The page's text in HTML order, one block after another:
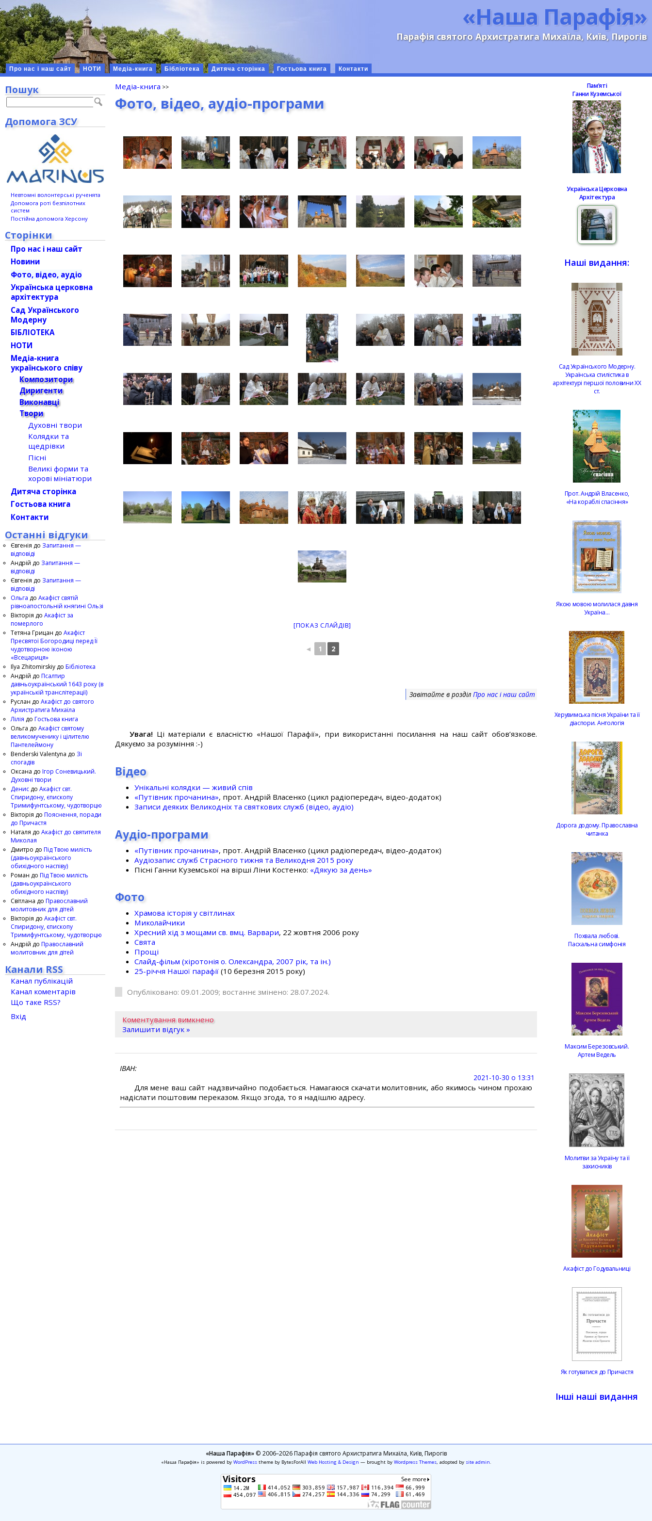
«Наша Парафія»
Парафія святого Архистратига Михаїла, Київ, Пирогів
Про нас і наш сайт НОТИ Медіа-книга Бібліотека Дитяча сторінка Гостьова книга Контакти
Медіа-книга
Фото, відео, аудіо-програми
[ПОКАЗ СЛАЙДІВ]
◄ 1 2
Завітайте в розділ Про нас і наш сайт
Увага! Ці матеріали є власністю «Нашої Парафії», при використанні посилання на наш сайт обов’язкове.
Дякуємо за розуміння :-)
Відео
Унікальні колядки — живий спів
«Путівник прочанина», прот. Андрій Власенко (цикл радіопередач, відео-додаток)
Записи деяких Великодніх та святкових служб (відео, аудіо)
Аудіо-програми
«Путівник прочанина», прот. Андрій Власенко (цикл радіопередач, відео-додаток)
Аудіозапис служб Страсного тижня та Великодня 2015 року
Пісні Ганни Куземської на вірші Ліни Костенко: «Дякую за день»
Фото
Храмова історія у світлинах
Миколайчики
Хресний хід з мощами св. вмц. Варвари, 22 жовтня 2006 року
Свята
Прощі
Слайд-фільм (хіротонія о. Олександра, 2007 рік, та ін.)
25-рiччя Нашої парафiї (10 березня 2015 року)
Опубліковано: 09.01.2009; востаннє змінено: 28.07.2024.
Коментування вимкнено
Залишити відгук »
ІВАН
2021-10-30 о 13:31
Для мене ваш сайт надзвичайно подобається. Намагаюся скачати молитовник, або якимось чином прохаю
надіслати поштовим переказом. Якщо згода, то я надішлю адресу.
Пошук
Допомога ЗСУ
Невтомні волонтерські рученята
Допомога роті безпілотних
систем
Постійна допомога Херсону
Сторінки
Про нас і наш сайт
Новини
Фото, відео, аудіо
Українська церковна
архітектура
Сад Українського
Модерну
БІБЛІОТЕКА
НОТИ
Медіа-книга
українського співу
Композитори
Диригенти
Виконавці
Твори
Духовні твори
Колядки та
щедрівки
Пісні
Великі форми та
хорові мініатюри
Дитяча сторінка
Гостьова книга
Контакти
Останні відгуки
Євгенія до Запитання —
відповіді
Андрій до Запитання —
відповіді
Євгенія до Запитання —
відповіді
Ольга до Акафіст святій
рівноапостольній княгині Ользі
Вікторія до Акафіст за
померлого
Тетяна Грицан до Акафіст
Пресвятої Богородиці перед Її
чудотворною іконою
«Всецариця»
Ilya Zhitomirskiy до Бібліотека
Андрій до Псалтир
давньоукраїнський 1643 року (в
українській транслітерації)
Руслан до Акафіст до святого
Архистратига Михаїла
Лілія до Гостьова книга
Ольга до Акафіст святому
великомученику і цілителю
Пантелеймону
Benderski Valentyna до Зі
спогадів
Оксана до Ігор Соневицький.
Духовні твори
Денис до Акафіст свт.
Спиридону, єпископу
Тримифунтському, чудотворцю
Вікторія до Пояснення, поради
до Причастя
Наталя до Акафіст до святителя
Миколая
Дмитро до Під Твою милість
(давньоукраїнського
обихідного наспіву)
Роман до Під Твою милість
(давньоукраїнського
обихідного наспіву)
Світлана до Православний
молитовник для дітей
Вікторія до Акафіст свт.
Спиридону, єпископу
Тримифунтському, чудотворцю
Андрій до Православний
молитовник для дітей
Канали RSS
Канал публікацій
Канал коментарів
Що таке RSS?
Вхід
Памʼяті
Ганни Куземської
Українська Церковна
Архітектура
Наші видання:
Сад Українського Модерну.
Українська стилістика в
архітектурі першої половини ХХ
ст.
Прот. Андрій Власенко,
«На кораблі спасіння»
Якою мовою молилася давня
Україна…
Херувимська пісня України та її
діаспори. Антологія
Дорога додому. Православна
читанка
Похвала любові.
Пасхальна симфонія
Максим Березовський.
Артем Ведель
Молитви за Україну та її
захисників
Акафіст до Годувальниці
Як готуватися до Причастя
Інші наші видання
«Наша Парафія»© 2006–2026 Парафія святого Архистратига Михаїла, Київ, Пирогів
«Наша Парафія» is powered by WordPresstheme by BytesForAll Web Hosting & Design — brought by Wordpress Themes, adopted by site admin.